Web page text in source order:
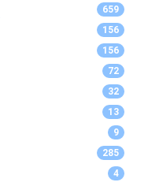
659
156
156
72
32
13
9
285
4